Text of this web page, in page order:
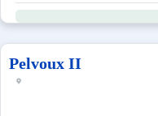
Pelvoux II